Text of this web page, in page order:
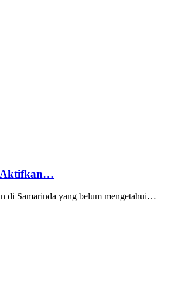
Aktifkan…
di Samarinda yang belum mengetahui…